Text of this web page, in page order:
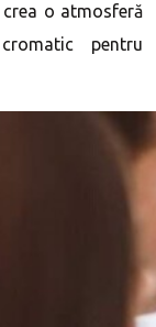
o atmosferă
pentru